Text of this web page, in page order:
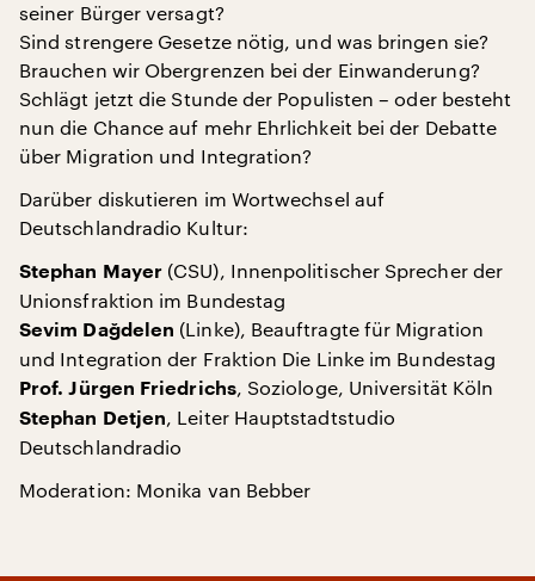
seiner Bürger versagt?
Sind strengere Gesetze nötig, und was bringen sie?
Brauchen wir Obergrenzen bei der Einwanderung?
Schlägt jetzt die Stunde der Populisten – oder besteht
nun die Chance auf mehr Ehrlichkeit bei der Debatte
über Migration und Integration?
Darüber diskutieren im Wortwechsel auf
Deutschlandradio Kultur:
Stephan Mayer (CSU), Innenpolitischer Sprecher der
Unionsfraktion im Bundestag
Sevim Dağdelen (Linke), Beauftragte für Migration
und Integration der Fraktion Die Linke im Bundestag
Prof. Jürgen Friedrichs, Soziologe, Universität Köln
Stephan Detjen, Leiter Hauptstadtstudio
Deutschlandradio
Moderation: Monika van Bebber